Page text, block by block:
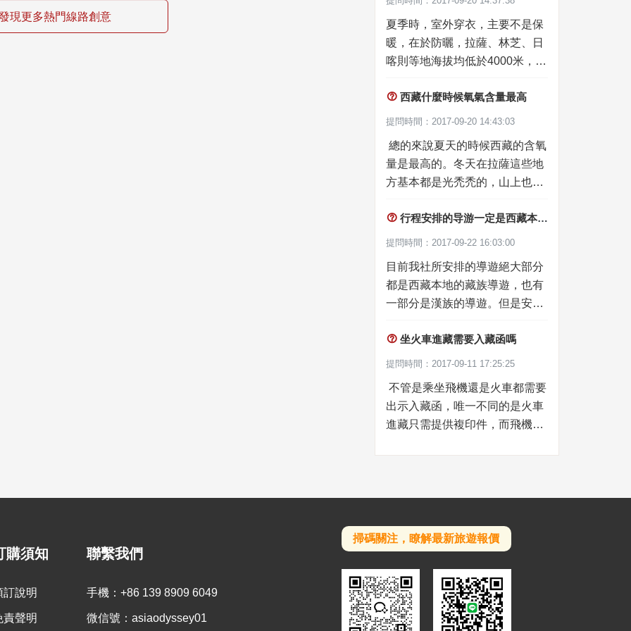
現更多熱門線路創意
受當地人的喜愛。
的南迦巴瓦是最美的。
夏季時，室外穿衣，主要不是保
暖，在於防曬，拉薩、林芝、日
喀則等地海拔均低於4000米，白
褲之類的露點衣物，高原太陽
毒，不知不覺就可會被曬傷。如
鋒衣或羽絨服保暖。
 西藏什麼時候氧氣含量最高
提問時間：2017-09-20 14:43:03
總的來說夏天的時候西藏的含氧
量是最高的。冬天在拉薩這些地
方基本都是光禿禿的，山上也是
被。到了夏天各種綠色植物開始
郁郁蔥蔥，自然而然含氧量就高
夏季含氧量66%，冬季含氧量
63%
 行程安排的导游一定是西藏本地藏族导游吗
提問時間：2017-09-22 16:03:00
目前我社所安排的導遊絕大部分
都是西藏本地的藏族導遊，也有
一部分是漢族的導遊。但是安排
活，對西藏的文化，風俗各方面
都非常了解的，有的甚至比藏族
求一定要安排藏族導遊，請在訂
團時跟您的銷售說明。以便我們
提前安排好。
 坐火車進藏需要入藏函嗎
提問時間：2017-09-11 17:25:25
不管是乘坐飛機還是火車都需要
出示入藏函，唯一不同的是火車
進藏只需提供複印件，而飛機進
保管好，以免丟失造成不便。
購須知
訂說明
責聲明
聯繫我們
手機：+86 139 8909 6049
微信號：asiaodyssey01
掃碼關注，瞭解最新旅遊報價